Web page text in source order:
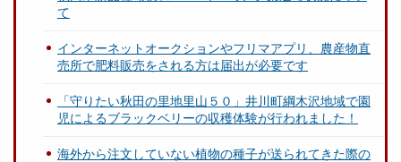
て
インターネットオークションやフリマアプリ、農産物直
売所で肥料販売をされる方は届出が必要です
「守りたい秋田の里地里山５０」井川町綱木沢地域で園
児によるブラックベリーの収穫体験が行われました！
海外から注文していない植物の種子が送られてきた際の